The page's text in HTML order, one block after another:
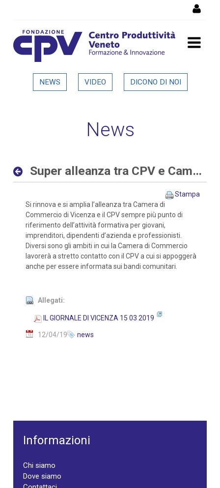
Super alleanza tra CPV e
Vicenza - Dettaglio in
NEWS VIDEO DICONO DI NOI
News
Super alleanza tra CPV e Camera di Commercio di Vicenza
Stampa
Si rinnova e si amplia l’alleanza tra Camera di
Commercio di Vicenza e il CPV sempre più punto di
riferimento dell’attività formativa per giovani,
imprenditori, dipendenti d’azienda e professionisti.
Diversi sono gli ambiti in cui la Camera di Commercio
lavorerà a stretto contatto con il CPV a cui si appoggerà
anche per essere informata sui bandi comunitari.
Allegati:
IL GIORNALE DI VICENZA 15 03 2019
12/04/19 news
Informazioni
Chi siamo
Dove siamo